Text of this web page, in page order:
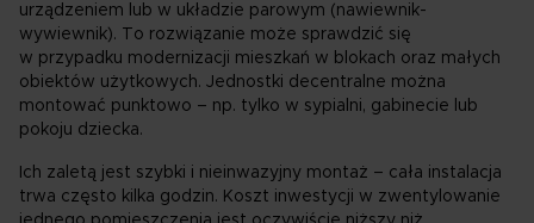
urządzeniem lub w układzie parowym (nawiewnik-
wywiewnik). To rozwiązanie może sprawdzić się
w przypadku modernizacji mieszkań w blokach oraz małych
obiektów użytkowych. Jednostki decentralne można
montować punktowo – np. tylko w sypialni, gabinecie lub
pokoju dziecka.
Ich zaletą jest szybki i nieinwazyjny montaż – cała instalacja
trwa często kilka godzin. Koszt inwestycji w zwentylowanie